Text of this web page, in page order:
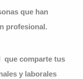
que han
profesional.
que comparte tus
y laborales